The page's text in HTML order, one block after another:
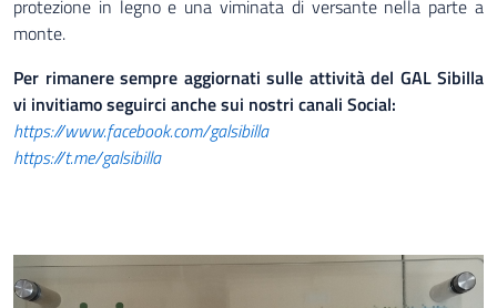
protezione in legno e una viminata di versante nella parte a
monte.
Per rimanere sempre aggiornati sulle attività del GAL Sibilla
vi invitiamo seguirci anche sui nostri canali Social:
https://www.facebook.com/galsibilla
https://t.me/galsibilla